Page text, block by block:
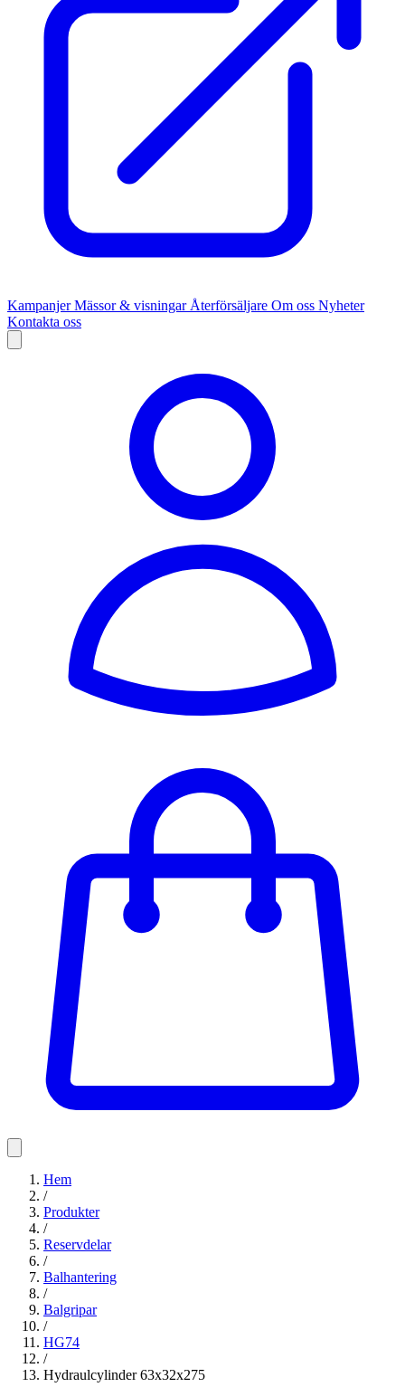
KampanjerMässor & visningar Återförsäljare Om oss Nyheter
Kontakta oss
Hem
/
Produkter
/
Reservdelar
/
Balhantering
/
Balgripar
/
HG74
/
Hydraulcylinder 63x32x275